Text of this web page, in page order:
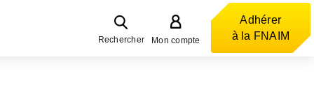
Rechercher Mon compte
Adhérer
à la FNAIM